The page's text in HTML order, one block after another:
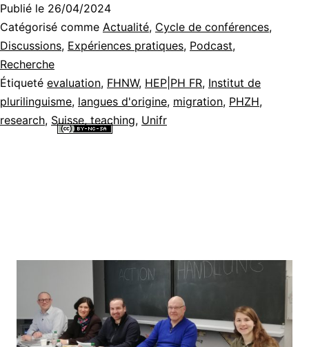
Publié le 26/04/2024
Catégorisé comme Actualité, Cycle de conférences,
Discussions, Expériences pratiques, Podcast,
Recherche
Étiqueté evaluation, FHNW, HEP|PH FR, Institut de
plurilinguisme, langues d'origine, migration, PHZH,
research, Suisse, teaching, Unifr